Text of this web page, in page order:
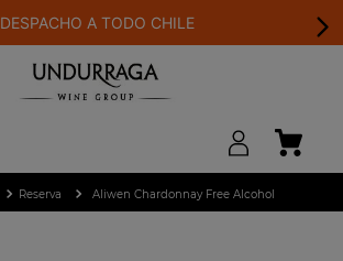
DESPACHO A TODO CHILE
Reserva Aliwen Chardonnay Free Alcohol